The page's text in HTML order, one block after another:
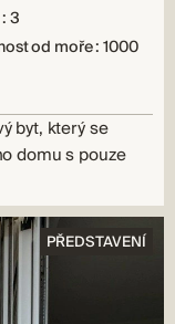
3
od moře : 1000
byt, který se
domu s pouze
PŘEDSTAVENÍ